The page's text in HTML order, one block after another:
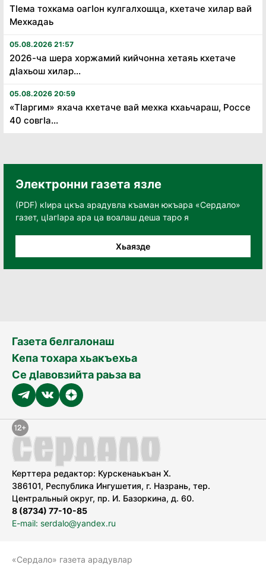
Тӏема тохкама оагӏон кулгалхошца, кхетаче хилар вай
Мехкадаь
05.08.2026 21:57
2026-ча шера хоржамий кийчонна хетаяь кхетаче
дӏахьош хилар...
05.08.2026 20:59
«Тӏаргим» яхача кхетаче вай мехка кхаьчараш, Россе
40 совгӏа...
Электронни газета язле
(PDF) кӀира цкъа арадувла къаман юкъара «Сердало»
газет, цӀагӀара ара ца воалаш деша таро я
Хьаязде
Газета белгалонаш
Кепа тохара хьакъехьа
Се дӀавовзийта раьза ва
Керттера редактор: Курскенаькъан Х.
386101, Республика Ингушетия, г. Назрань, тер.
Центральный округ, пр. И. Базоркина, д. 60.
8 (8734) 77-10-85
E-mail: serdalo@yandex.ru
«Сердало» газета арадувлар